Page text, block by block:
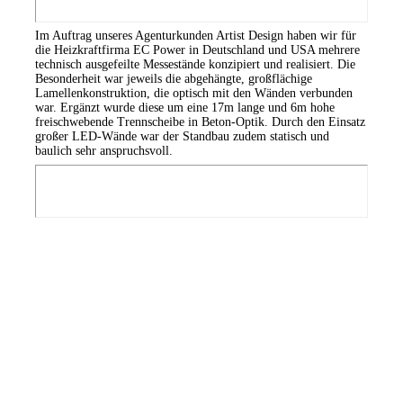
Im Auftrag unseres Agenturkunden Artist Design haben wir für
die Heizkraftfirma EC Power in Deutschland und USA mehrere
technisch ausgefeilte Messestände konzipiert und realisiert. Die
Besonderheit war jeweils die abgehängte, großflächige
Lamellenkonstruktion, die optisch mit den Wänden verbunden
war. Ergänzt wurde diese um eine 17m lange und 6m hohe
freischwebende Trennscheibe in Beton-Optik. Durch den Einsatz
großer LED-Wände war der Standbau zudem statisch und
baulich sehr anspruchsvoll.